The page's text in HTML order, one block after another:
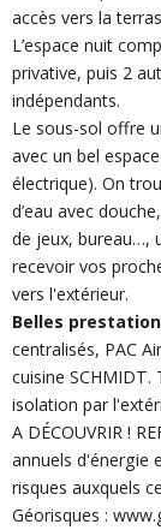
accès vers la
L’espace nuit
privative, puis 2
indépendants.
Le sous-sol offre
avec un bel
électrique). On
d’eau avec
de jeux, bureau…,
recevoir vos
vers l'extérieur.
Belles
centralisés, PAC
cuisine SCHMIDT.
isolation par
A DÉCOUVRIR !
annuels d'énergie
risques auxquels
Géorisques :